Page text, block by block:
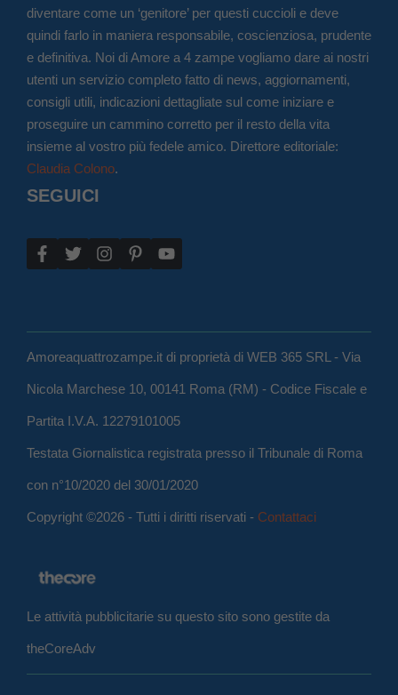
diventare come un ‘genitore’ per questi cuccioli e deve
quindi farlo in maniera responsabile, coscienziosa, prudente
e definitiva. Noi di Amore a 4 zampe vogliamo dare ai nostri
utenti un servizio completo fatto di news, aggiornamenti,
consigli utili, indicazioni dettagliate sul come iniziare e
proseguire un cammino corretto per il resto della vita
insieme al vostro più fedele amico. Direttore editoriale:
Claudia Colono.
SEGUICI
Amoreaquattrozampe.it di proprietà di WEB 365 SRL - Via
Nicola Marchese 10, 00141 Roma (RM) - Codice Fiscale e
Partita I.V.A. 12279101005
Testata Giornalistica registrata presso il Tribunale di Roma
con n°10/2020 del 30/01/2020
Copyright ©2026 - Tutti i diritti riservati - Contattaci
Le attività pubblicitarie su questo sito sono gestite da
theCoreAdv